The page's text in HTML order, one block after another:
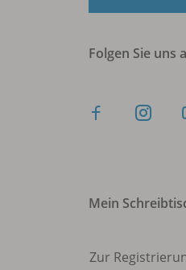
Folgen Sie uns
Mein
Zur